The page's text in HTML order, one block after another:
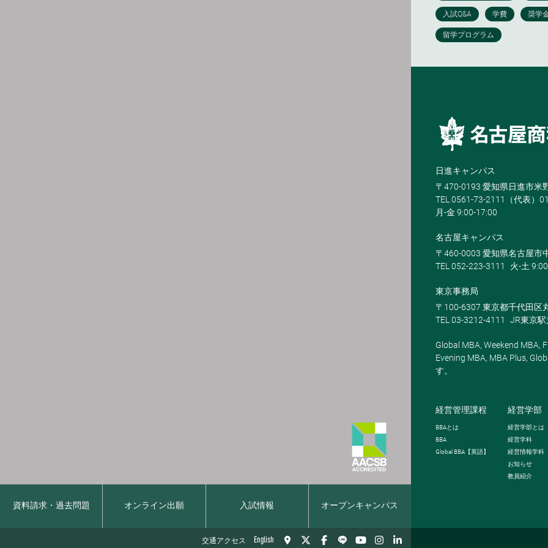
資料請求・過去問題 オンライン出願 入試情報 オープンキャンパス
交通アクセス English
日進キャンパス
〒470-0193 愛知県日進市米
TEL 0561-73-2111（代表）
月-金 9:00-17:00
名古屋キャンパス
〒460-0003 愛知県名古屋市
TEL 052-223-3111
火-土
東京事務局
〒100-6307 東京都千代田区
TEL 03-3212-4111
JR東京
Global MBA, Weekend MBA,
Evening MBA, MBA Plus,
す。
経営管理課程
BBAとは
BBA
Global BBA 【英語】
経営学部
経営学部とは
経営学科
経営情報学科
お知らせ
教員紹介